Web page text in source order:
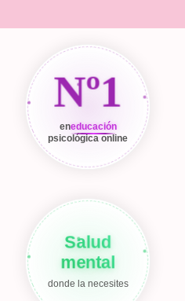
Nº1
eneducación
psicológica online
Salud
mental
donde la necesites